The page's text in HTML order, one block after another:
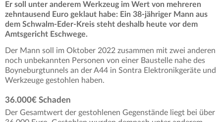
Er soll unter anderem Werkzeug im Wert von mehreren
zehntausend Euro geklaut habe: Ein 38-jähriger Mann aus
dem Schwalm-Eder-Kreis steht deshalb heute vor dem
Amtsgericht Eschwege.
Der Mann soll im Oktober 2022 zusammen mit zwei anderen
noch unbekannten Personen von einer Baustelle nahe des
Boyneburgtunnels an der A44 in Sontra Elektronikgeräte und
Werkzeuge gestohlen haben.
36.000€ Schaden
Der Gesamtwert der gestohlenen Gegenstände liegt bei über